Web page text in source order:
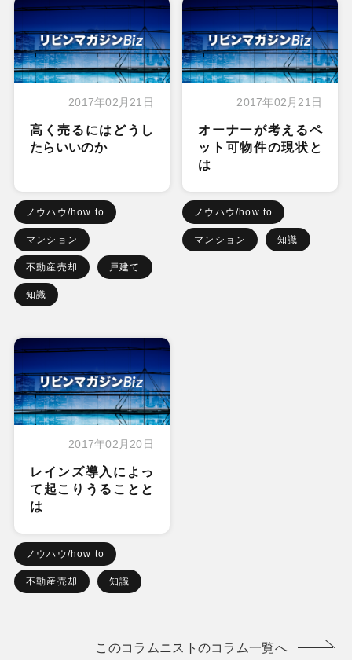
2017年02月21日
高く売るにはどうし
たらいいのか
ノウハウ/how to
マンション
不動産売却 戸建て
知識
2017年02月21日
オーナーが考えるペ
ット可物件の現状と
は
ノウハウ/how to
マンション 知識
2017年02月20日
レインズ導入によっ
て起こりうることと
は
ノウハウ/how to
不動産売却 知識
このコラムニストのコラム一覧へ